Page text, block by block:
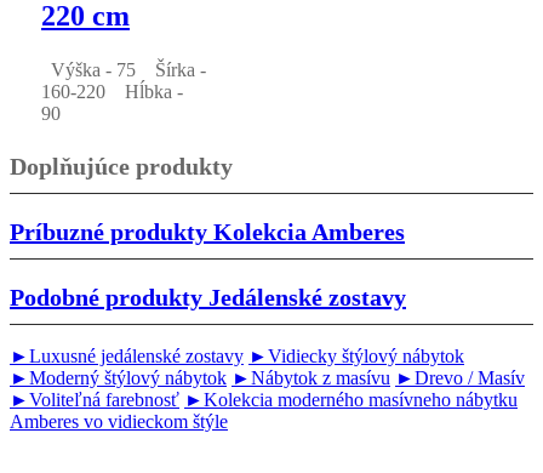
220 cm
Výška - 75
Šírka -
160-220
Hĺbka -
90
Doplňujúce produkty
Príbuzné produkty Kolekcia Amberes
Podobné produkty Jedálenské zostavy
►Luxusné jedálenské zostavy ►Vidiecky štýlový nábytok
►Moderný štýlový nábytok ►Nábytok z masívu ►Drevo / Masív
►Voliteľná farebnosť ►Kolekcia moderného masívneho nábytku
Amberes vo vidieckom štýle